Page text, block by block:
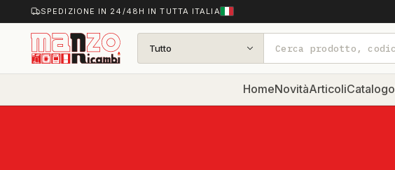
SPEDIZIONE IN 24/48H IN TUTTA ITALIA
Tutto
HomeNovitàArticoliCatalogo